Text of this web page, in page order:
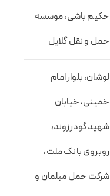
حکیم باشی، موسسه
حمل و نقل گلایل
لوشان، بلوار امام
خمینی، خیابان
شهید گودرزوند،
روبروی بانک ملت،
شرکت حمل مبلمان و